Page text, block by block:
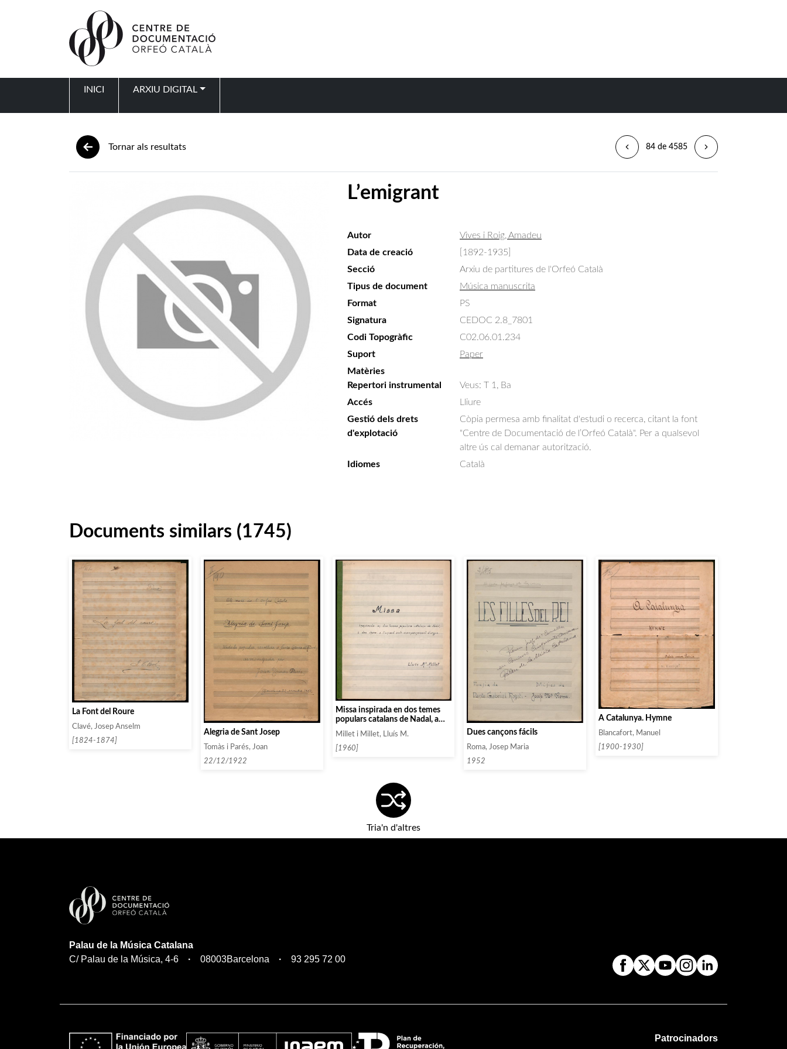
INICI ARXIU DIGITAL
Tornar als resultats 84 de 4585
L’emigrant
Autor
Vives i Roig, Amadeu
Data de creació
[1892-1935]
Secció
Arxiu de partitures de l'Orfeó Català
Tipus de document
Música manuscrita
Format
PS
Signatura
CEDOC 2.8_7801
Codi Topogràfic
C02.06.01.234
Suport
Paper
Matèries
Repertori instrumental
Veus: T 1, Ba
Accés
Lliure
Gestió dels drets
d'explotació
Còpia permesa amb finalitat d'estudi o recerca, citant la font
"Centre de Documentació de l’Orfeó Català". Per a qualsevol
altre ús cal demanar autorització.
Idiomes
Català
Documents similars (1745)
La Font del Roure
Clavé, Josep Anselm
[1824-1874]
Alegria de Sant Josep
Tomàs i Parés, Joan
22/12/1922
Missa inspirada en dos temes
populars catalans de Nadal, a
acompanyament d’orgue
Millet i Millet, Lluís M.
[1960]
Dues cançons fácils
Roma, Josep Maria
1952
À Catalunya. Hymne
Blancafort, Manuel
[1900-1930]
Tria'n d'altres
Palau de la Música Catalana
C/ Palau de la Música, 4-6
08003Barcelona 93 295 72 00
Patrocinadors